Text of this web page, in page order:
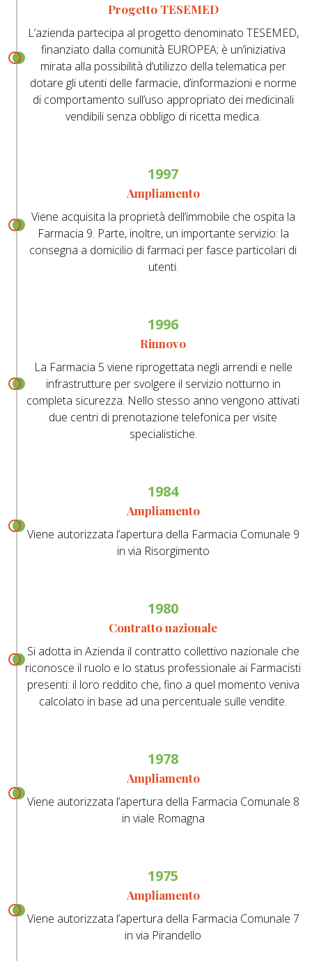
Progetto TESEMED
L’azienda partecipa al progetto denominato TESEMED,
finanziato dalla comunità EUROPEA; è un’iniziativa
mirata alla possibilità d’utilizzo della telematica per
dotare gli utenti delle farmacie, d’informazioni e norme
di comportamento sull’uso appropriato dei medicinali
vendibili senza obbligo di ricetta medica.
1997
Ampliamento
Viene acquisita la proprietà dell’immobile che ospita la
Farmacia 9. Parte, inoltre, un importante servizio: la
consegna a domicilio di farmaci per fasce particolari di
utenti.
1996
Rinnovo
La Farmacia 5 viene riprogettata negli arrendi e nelle
infrastrutture per svolgere il servizio notturno in
completa sicurezza. Nello stesso anno vengono attivati
due centri di prenotazione telefonica per visite
specialistiche.
1984
Ampliamento
Viene autorizzata l’apertura della Farmacia Comunale 9
in via Risorgimento
1980
Contratto nazionale
Si adotta in Azienda il contratto collettivo nazionale che
riconosce il ruolo e lo status professionale ai Farmacisti
presenti: il loro reddito che, fino a quel momento veniva
calcolato in base ad una percentuale sulle vendite.
1978
Ampliamento
Viene autorizzata l’apertura della Farmacia Comunale 8
in viale Romagna
1975
Ampliamento
Viene autorizzata l’apertura della Farmacia Comunale 7
in via Pirandello